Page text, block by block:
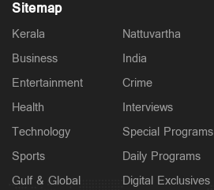
Sitemap
Kerala
Business
Entertainment
Health
Technology
Sports
Gulf & Global
Nattuvartha
India
Crime
Interviews
Special Programs
Daily Programs
Digital Exclusives